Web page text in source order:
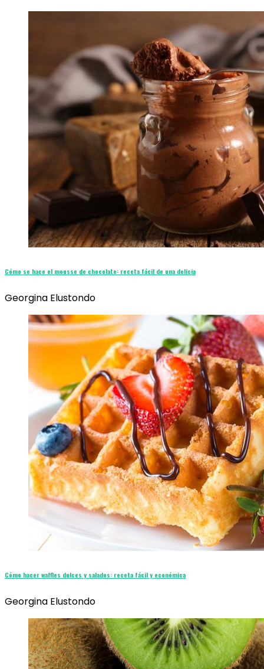
Cómo se hace el mousse de chocolate: receta fácil de una delicia
Georgina Elustondo
Cómo hacer waffles dulces y salados: receta fácil y económica
Georgina Elustondo